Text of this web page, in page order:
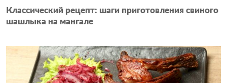
Классический рецепт: шаги приготовления свиного
шашлыка на мангале